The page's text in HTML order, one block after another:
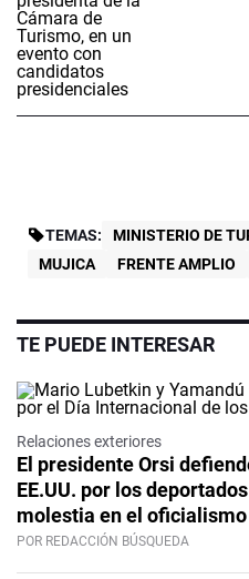
TEMAS: MINISTERIO DE
MUJICA
FRENTE AMPLIO
TE PUEDE INTERESAR
Relaciones exteriores
El presidente Orsi
EE.UU. por los
molestia en el oficialismo
POR REDACCIÓN BÚSQUEDA